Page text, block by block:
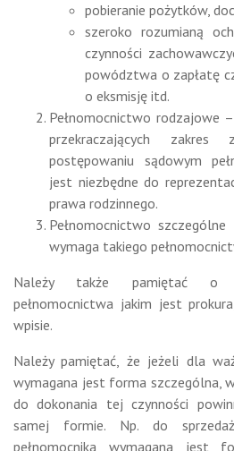
pobieranie pożytków,
szeroko rozumianą
czynności
powództwa o zapłatę
o eksmisję itd.
Pełnomocnictwo rodzajowe
przekraczających zakres
postępowaniu sądowym
jest niezbędne do
prawa rodzinnego.
Pełnomocnictwo
wymaga takiego
Należy także pamiętać o
pełnomocnictwa jakim jest
wpisie.
Należy pamiętać, że jeżeli dla
wymagana jest forma szczególna,
do dokonania tej czynności
samej formie. Np. do
pełnomocnika wymagana jest